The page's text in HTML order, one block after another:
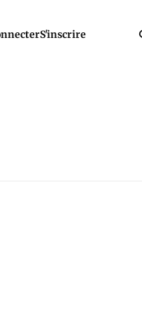
S'inscrire